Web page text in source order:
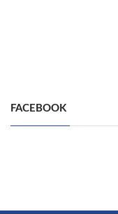
FACEBOOK